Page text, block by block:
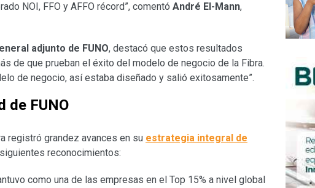
NOI, FFO y AFFO récord”, comentó André El-Mann,
adjunto de FUNO, destacó que estos resultados
de que prueban el éxito del modelo de negocio de la Fibra.
de negocio, así estaba diseñado y salió exitosamente”.
de FUNO
registró grandez avances en su estrategia integral de
reconocimientos:
como una de las empresas en el Top 15% a nivel global